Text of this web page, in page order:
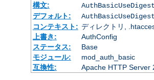
構文:
デフォルト:
コンテキスト: ディレクトリ,
上書き:
AuthConfig
ステータス:
Base
モジュール:
mod_auth_basic
互換性:
Apache HTTP Server